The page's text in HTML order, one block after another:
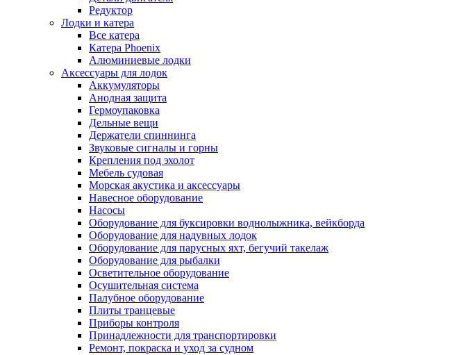
Редуктор
Лодки и катера
Все катера
Катера Phoenix
Алюминиевые лодки
Аксессуары для лодок
Аккумуляторы
Анодная защита
Гермоупаковка
Дельные вещи
Держатели спиннинга
Звуковые сигналы и горны
Крепления под эхолот
Мебель судовая
Морская акустика и аксессуары
Навесное оборудование
Насосы
Оборудование для буксировки воднолыжника, вейкборда
Оборудование для надувных лодок
Оборудование для парусных яхт, бегучий такелаж
Оборудование для рыбалки
Осветительное оборудование
Осушительная система
Палубное оборудование
Плиты транцевые
Приборы контроля
Принадлежности для транспортировки
Ремонт, покраска и уход за судном